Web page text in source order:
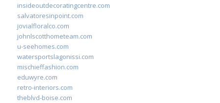
insideoutdecoratingcentre.com
salvatoresinpoint.com
jovialfloralco.com
johnlscotthometeam.com
u-seehomes.com
watersportslagonissi.com
mischieffashion.com
eduwyre.com
retro-interiors.com
theblvd-boise.com